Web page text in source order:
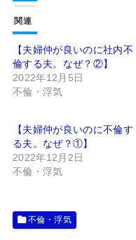
関連
【夫婦仲が良いのに社内不
倫する夫。なぜ？②】
2022年12月5日
不倫・浮気
【夫婦仲が良いのに不倫す
る夫。なぜ？①】
2022年12月2日
不倫・浮気
不倫・浮気